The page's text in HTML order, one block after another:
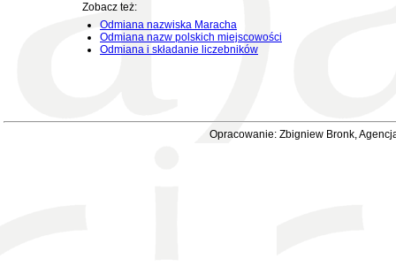
Zobacz też:
Odmiana nazwiska Maracha
Odmiana nazw polskich miejscowości
Odmiana i składanie liczebników
Opracowanie: Zbigniew Bronk,